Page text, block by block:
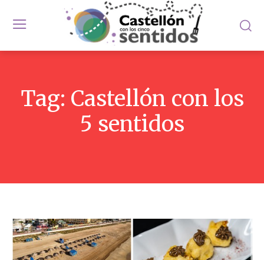
Tag: Castellón con los
5 sentidos